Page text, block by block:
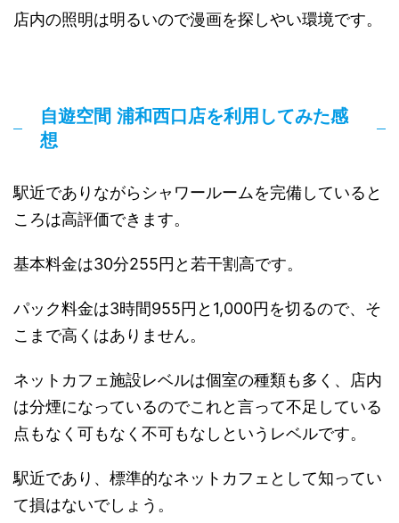
店内の照明は明るいので漫画を探しやい環境です。
自遊空間 浦和西口店を利用してみた感
想
駅近でありながらシャワールームを完備していると
ころは高評価できます。
基本料金は30分255円と若干割高です。
パック料金は3時間955円と1,000円を切るので、そ
こまで高くはありません。
ネットカフェ施設レベルは個室の種類も多く、店内
は分煙になっているのでこれと言って不足している
点もなく可もなく不可もなしというレベルです。
駅近であり、標準的なネットカフェとして知ってい
て損はないでしょう。